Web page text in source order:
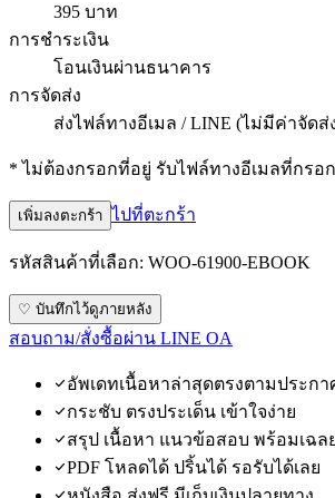
395 บาท
การชำระเงิน
โอนเงินผ่านธนาคาร
การจัดส่ง
ส่งไฟล์ทางอีเมล / LINE (ไม่มีค่าจัดส่
* ไม่ต้องกรอกที่อยู่ รับไฟล์ทางอีเมลที่กรอ
เพิ่มลงตะกร้า ไปที่ตะกร้า
รหัสสินค้าที่เลือก: WOO-61900-EBOOK
♡ บันทึกไว้ดูภายหลัง
สอบถาม/สั่งซื้อผ่าน LINE OA
อัพเดทเนื้อหาล่าสุดตรงตามประกา
กระชับ ตรงประเด็น เข้าใจง่าย
สรุป เนื้อหา แนวข้อสอบ พร้อมเฉล
PDF โหลดได้ ปริ้นได้ รอรับได้เลย